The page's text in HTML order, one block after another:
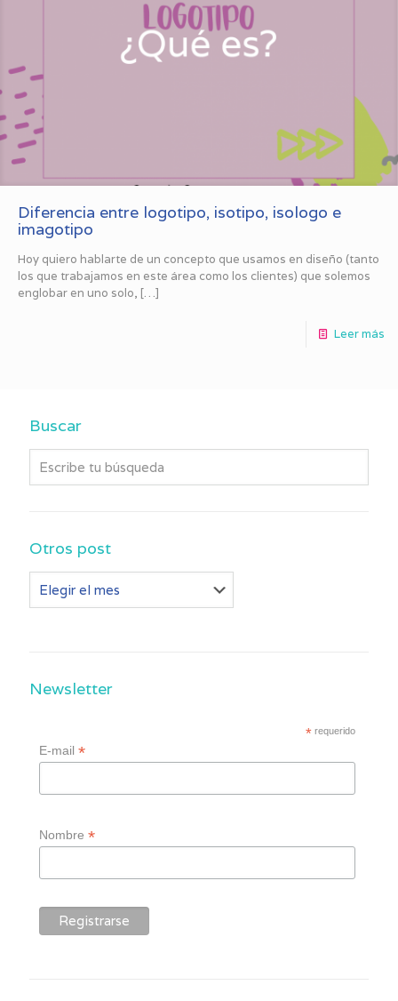
Diferencia entre logotipo, isotipo, isologo e
imagotipo
Hoy quiero hablarte de un concepto que usamos en diseño (tanto
los que trabajamos en este área como los clientes) que solemos
englobar en uno solo, […]
Leer más
Buscar
Otros post
post
Newsletter
* requerido
E-mail*
Nombre*